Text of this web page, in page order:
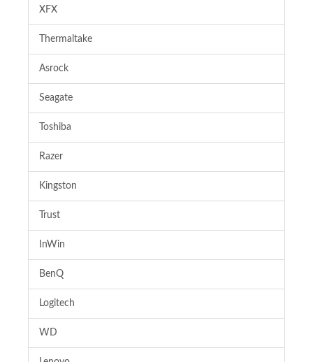
XFX
Thermaltake
Asrock
Seagate
Toshiba
Razer
Kingston
Trust
InWin
BenQ
Logitech
WD